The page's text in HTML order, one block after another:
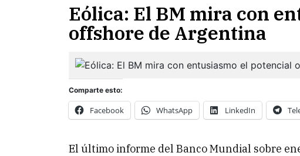
Eólica: El BM mira con
offshore de Argentina
Comparte esto:
Facebook WhatsApp LinkedIn
El último informe del Banco Mundial sobre